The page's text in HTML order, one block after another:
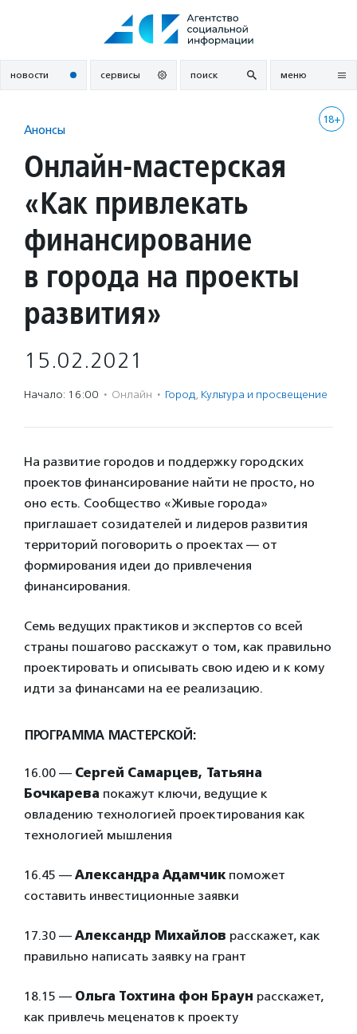
новости сервисы поиск меню
18+
Анонсы
Онлайн-мастерская
«Как привлекать
финансирование
в города на проекты
развития»
15.02.2021
Начало: 16:00 · Онлайн · Город, Культура и просвещение
На развитие городов и поддержку городских
проектов финансирование найти не просто, но
оно есть. Сообщество «Живые города»
приглашает созидателей и лидеров развития
территорий поговорить о проектах — от
формирования идеи до привлечения
финансирования.
Семь ведущих практиков и экспертов со всей
страны пошагово расскажут о том, как правильно
проектировать и описывать свою идею и к кому
идти за финансами на ее реализацию.
ПРОГРАММА МАСТЕРСКОЙ:
16.00 — Сергей Самарцев, Татьяна
Бочкарева покажут ключи, ведущие к
овладению технологией проектирования как
технологией мышления
16.45 — Александра Адамчикпоможет
составить инвестиционные заявки
17.30 — Александр Михайлов расскажет, как
правильно написать заявку на грант
18.15 — Ольга Тохтина фон Браун расскажет,
как привлечь меценатов к проекту